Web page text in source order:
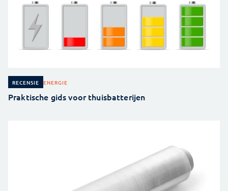
RECENSIE ENERGIE
Praktische gids voor thuisbatterijen